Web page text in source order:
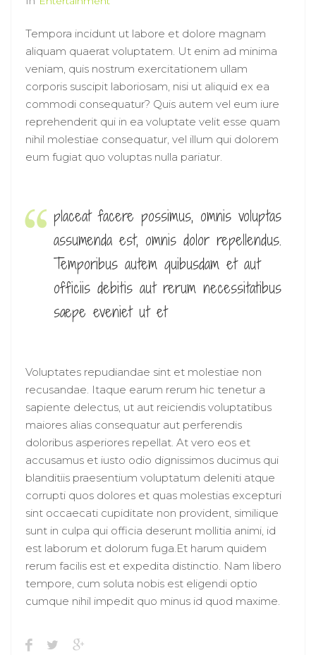
Tempora incidunt ut labore et dolore magnam
aliquam quaerat voluptatem. Ut enim ad minima
veniam, quis nostrum exercitationem ullam
corporis suscipit laboriosam, nisi ut aliquid ex ea
commodi consequatur? Quis autem vel eum iure
reprehenderit qui in ea voluptate velit esse quam
nihil molestiae consequatur, vel illum qui dolorem
eum fugiat quo voluptas nulla pariatur.
placeat facere possimus, omnis voluptas
assumenda est, omnis dolor repellendus.
Temporibus autem quibusdam et aut
officiis debitis aut rerum necessitatibus
saepe eveniet ut et
Voluptates repudiandae sint et molestiae non
recusandae. Itaque earum rerum hic tenetur a
sapiente delectus, ut aut reiciendis voluptatibus
maiores alias consequatur aut perferendis
doloribus asperiores repellat. At vero eos et
accusamus et iusto odio dignissimos ducimus qui
blanditiis praesentium voluptatum deleniti atque
corrupti quos dolores et quas molestias excepturi
sint occaecati cupiditate non provident, similique
sunt in culpa qui officia deserunt mollitia animi, id
est laborum et dolorum fuga.Et harum quidem
rerum facilis est et expedita distinctio. Nam libero
tempore, cum soluta nobis est eligendi optio
cumque nihil impedit quo minus id quod maxime.